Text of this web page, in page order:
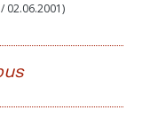
02.06.2001)